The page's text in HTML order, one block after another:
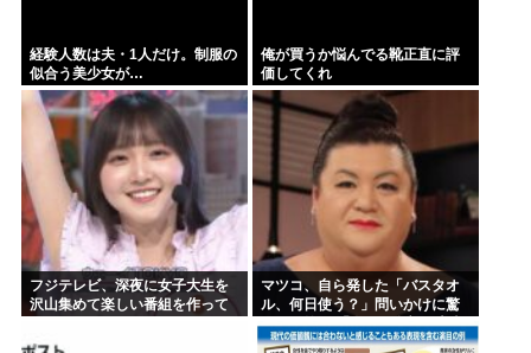
経験人数は夫・1人だけ。制服の
似合う美少女が…
俺が買うか悩んでる靴正直に評
価してくれ
フジテレビ、深夜に女子大生を
沢山集めて楽しい番組を作って
マツコ、自ら発した「バスタオ
ル、何日使う？」問いかけに驚
がくの答え 「今日は全部、本当
のこと言うわ」